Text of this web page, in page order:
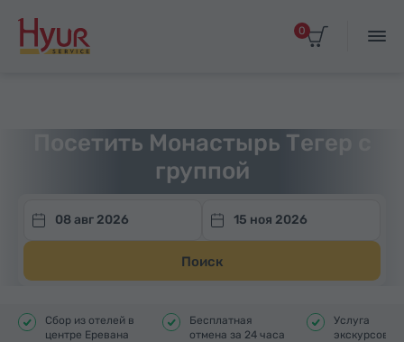
0
Посетить Монастырь Тегер с
группой
08 авг 2026 15 ноя 2026
Поиск
Сбор из отелей в
центре Еревана
Бесплатная
отмена за 24 часа
Услуга